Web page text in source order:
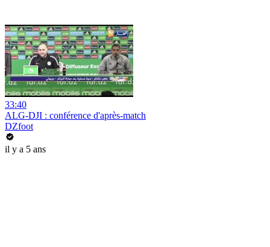
33:40
ALG-DJI : conférence d'après-match
DZfoot
il y a 5 ans